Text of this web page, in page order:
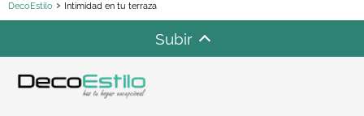
DecoEstilo Intimidad en tu terraza
Subir